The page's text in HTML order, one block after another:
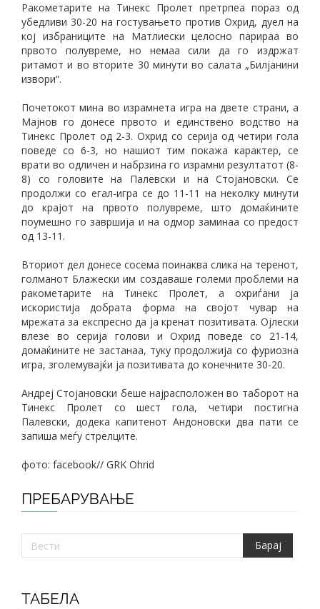
Ракометарите на Тинекс Пролет претрпеа пораз од
убедливи 30-20 на гостувањето против Охрид, дуел на
кој избраниците на Матлиески целосно парираа во
првото полувреме, но немаа сили да го издржат
ритамот и во вторите 30 минути во салата „Билјанини
извори“.
Почетокот мина во израмнета игра на двете страни, а
Мајнов го донесе првото и единствено водство на
Тинекс Пролет од 2-3. Охрид со серија од четири гола
поведе со 6-3, но нашиот тим покажа карактер, се
врати во одличен и набрзина го израмни резултатот (8-
8) со головите на Палевски и на Стојановски. Се
продолжи со егал-игра се до 11-11 на неколку минути
до крајот на првото полувреме, што домаќините
поумешно го завршија и на одмор заминаа со предост
од 13-11.
Вториот дел донесе сосема поинаква слика на теренот,
голманот Блажески им создаваше големи проблеми на
ракометарите на Тинекс Пролет, а охриѓани ја
искористија добрата форма на својот чувар на
мрежата за експресно да ја кренат позитивата. Ојлески
влезе во серија голови и Охрид поведе со 21-14,
домаќините не застанаа, туку продолжија со фуриозна
игра, зголемувајќи ја позитивата до конечните 30-20.
Андреј Стојановски беше најрасположен во таборот на
Тинекс Пролет со шест гола, четири постигна
Палевски, додека капитенот Андоновски два пати се
запиша меѓу стрелците.
фото: facebook// GRK Ohrid
ПРЕБАРУВАЊЕ
ТАБЕЛА